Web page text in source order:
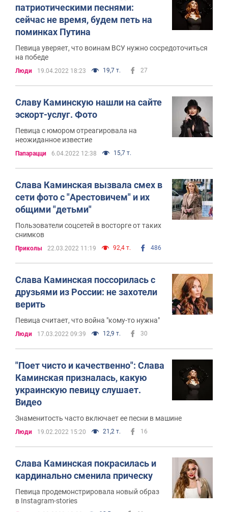
патриотическими песнями:
сейчас не время, будем петь на
поминках Путина
Певица уверяет, что воинам ВСУ нужно сосредоточиться
на победе
Люди 19.04.2022 18:23 19,7 т. 27
Славу Каминскую нашли на сайте
эскорт-услуг. Фото
Певица с юмором отреагировала на
неожиданное известие
Папарацци 6.04.2022 12:38 15,7 т.
Слава Каминская вызвала смех в
сети фото с "Арестовичем" и их
общими "детьми"
Пользователи соцсетей в восторге от таких
снимков
Приколы 22.03.2022 11:19 92,4 т. 486
Слава Каминская поссорилась с
друзьями из России: не захотели
верить
Певица считает, что война "кому-то нужна"
Люди 17.03.2022 09:39 12,9 т. 30
"Поет чисто и качественно": Слава
Каминская призналась, какую
украинскую певицу слушает.
Видео
Знаменитость часто включает ее песни в машине
Люди 19.02.2022 15:20 21,2 т. 16
Слава Каминская покрасилась и
кардинально сменила прическу
Певица продемонстрировала новый образ
в Instagram-stories